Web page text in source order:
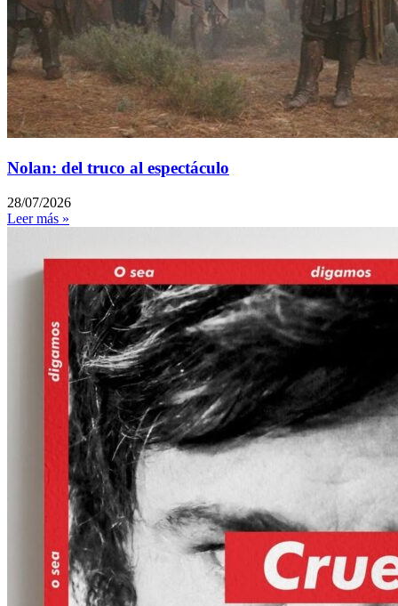
Nolan: del truco al espectáculo
28/07/2026
Leer más »